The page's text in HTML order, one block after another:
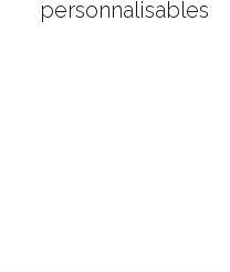
personnalisables